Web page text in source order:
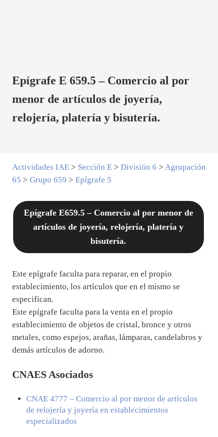
Epígrafe E 659.5 – Comercio al por
menor de artículos de joyería,
relojería, platería y bisutería.
Actividades IAE> Sección E> División 6 > Agrupación
65 > Grupo 659 > Epígrafe 5
Epígrafe E659.5 – Comercio al por menor de
artículos de joyería, relojería, platería y
bisutería.
Este epígrafe faculta para reparar, en el propio
establecimiento, los artículos que en el mismo se
especifican.
Este epígrafe faculta para la venta en el propio
establecimiento de objetos de cristal, bronce y otros
metales, como espejos, arañas, lámparas, candelabros y
demás artículos de adorno.
CNAES Asociados
CNAE4777 – Comercio al por menor de artículos
de relojería y joyería en establecimientos
especializados